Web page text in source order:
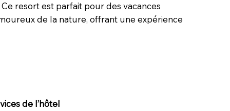
resort est parfait pour des vacances
de la nature, offrant une expérience
de l’hôtel